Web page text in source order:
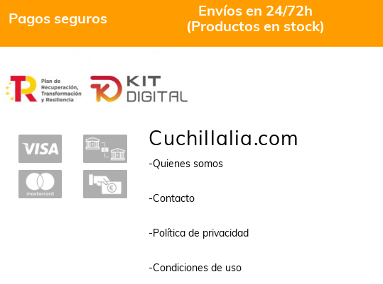
Pagos seguros
Envíos en 24/72h
(Productos en stock)
Cuchillalia.com
-Quienes somos
-Contacto
-Política de privacidad
-Condiciones de uso